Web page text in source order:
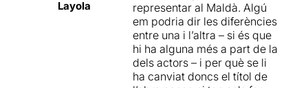
escaldats.
Molts homes i dones
travessen una crisi vital al
voltant dels 40, és el que
s’anomena la crisi de la
el títol d'ELLES canviant a
Perduts durant el procés
d'assajos.
Unes interpretacions que
ens han semblat del tot
Layola
representar al Maldà. Algú
em podria dir les diferències
entre una i l’altra – si és que
hi ha alguna més a part de la
dels actors – i per què se li
ha canviat doncs el títol de